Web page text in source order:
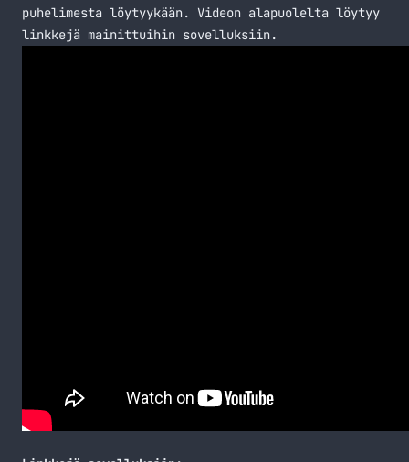
puhelimesta löytyykään. Videon alapuolelta löytyy
linkkejä mainittuihin sovelluksiin.